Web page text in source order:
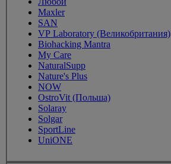
Maxler
SAN
VP Laboratory (Великобритания)
Biohacking Mantra
My Care
NaturalSupp
Nature's Plus
NOW
OstroVit (Польша)
Solaray
Solgar
SportLine
UniONE